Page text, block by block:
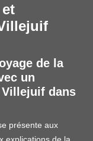
de la
un
dans
présente aux